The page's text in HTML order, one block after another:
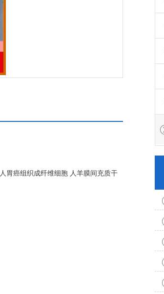
胃癌组织成纤维细胞 人羊膜间充质干